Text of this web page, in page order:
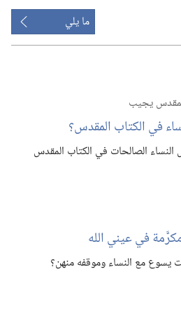
ما يلي
يجيب
في الكتاب المقدس؟‏
الصالحات في الكتاب المقدس
في عيني الله
يسوع مع النساء وموقفه منهن؟‏